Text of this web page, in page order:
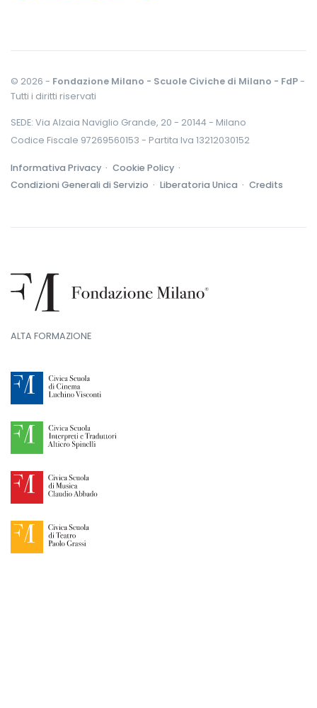
© 2026 - Fondazione Milano - Scuole Civiche di Milano - FdP-
Tutti i diritti riservati
SEDE: Via Alzaia Naviglio Grande, 20 - 20144 - Milano
Codice Fiscale 97269560153 - Partita Iva 13212030152
Informativa Privacy · Cookie Policy ·
Condizioni Generali di Servizio · Liberatoria Unica · Credits
ALTA FORMAZIONE